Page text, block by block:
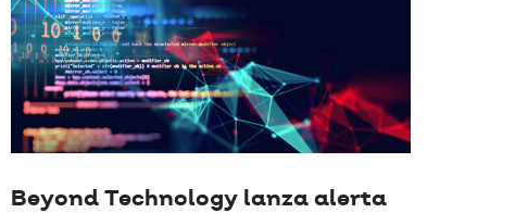
Beyond Technology lanza alerta